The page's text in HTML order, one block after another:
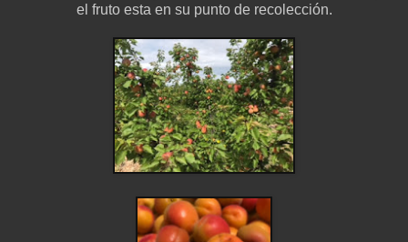
el fruto esta en su punto de recolección.